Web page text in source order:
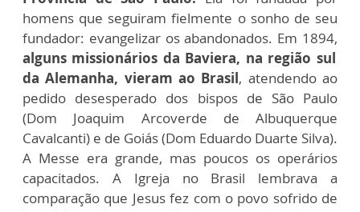
homens que seguiram fielmente o sonho de seu
fundador: evangelizar os abandonados. Em 1894,
alguns missionários da Baviera, na região sul
da Alemanha, vieram ao Brasil, atendendo ao
pedido desesperado dos bispos de São Paulo
(Dom Joaquim Arcoverde de Albuquerque
Cavalcanti) e de Goiás (Dom Eduardo Duarte Silva).
A Messe era grande, mas poucos os operários
capacitados. A Igreja no Brasil lembrava a
comparação que Jesus fez com o povo sofrido de